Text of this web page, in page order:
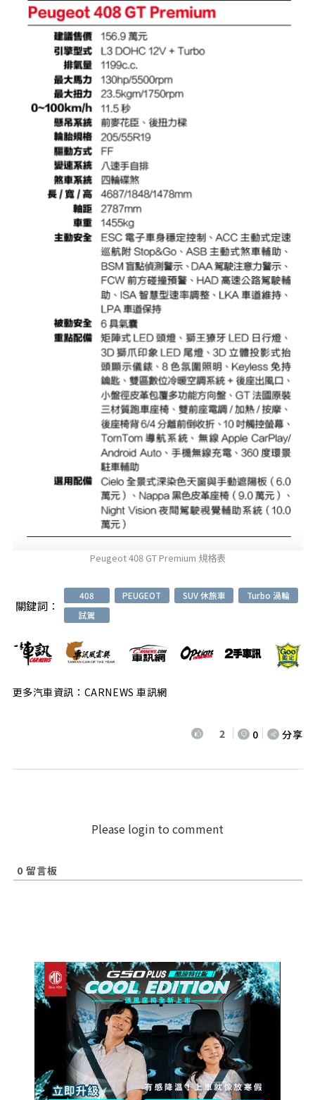
Peugeot 408 GT Premium 規格表
關鍵詞：
408 PEUGEOT SUV 休旅車
Turbo 渦輪
試駕
更多汽車資訊：CARNEWS 車訊網
2 0 分享
Please login to comment
0 留言板